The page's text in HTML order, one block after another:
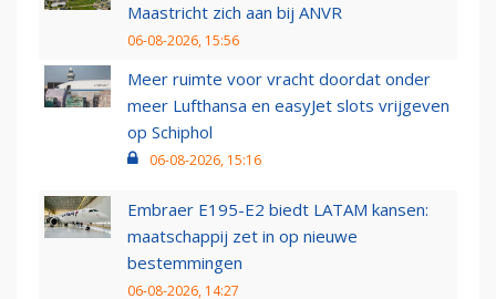
Maastricht zich aan bij ANVR
06-08-2026, 15:56
Meer ruimte voor vracht doordat onder
meer Lufthansa en easyJet slots vrijgeven
op Schiphol
06-08-2026, 15:16
Embraer E195-E2 biedt LATAM kansen:
maatschappij zet in op nieuwe
bestemmingen
06-08-2026, 14:27